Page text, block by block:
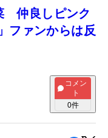
仲良しピンク
ファンからは反
コメン
ト
0件